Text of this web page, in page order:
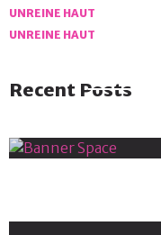
UNREINE HAUT
UNREINE HAUT
Recent Posts